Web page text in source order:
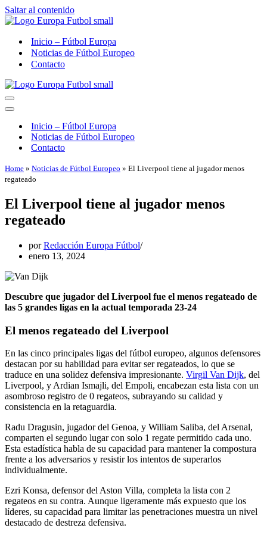
Saltar al contenido
Inicio – Fútbol Europa
Noticias de Fútbol Europeo
Contacto
Menú
de
Menú
navegaciónInicio – Fútbol Europa
Noticias de Fútbol Europeo
Contacto
Home » Noticias de Fútbol Europeo » El Liverpool tiene al jugador menos
regateado
El Liverpool tiene al jugador menos
regateado
porRedacción Europa Fútbol
enero 13, 2024
Descubre que jugador del Liverpool fue el menos regateado de
las 5 grandes ligas en la actual temporada 23-24
El menos regateado del Liverpool
En las cinco principales ligas del fútbol europeo, algunos defensores
destacan por su habilidad para evitar ser regateados, lo que se
traduce en una solidez defensiva impresionante. Virgil Van Dijk, del
Liverpool, y Ardian Ismajli, del Empoli, encabezan esta lista con un
asombroso registro de 0 regateos, subrayando su calidad y
consistencia en la retaguardia.
Radu Dragusin, jugador del Genoa, y William Saliba, del Arsenal,
comparten el segundo lugar con solo 1 regate permitido cada uno.
Esta estadística habla de su capacidad para mantener la compostura
frente a los adversarios y resistir los intentos de superarlos
individualmente.
Ezri Konsa, defensor del Aston Villa, completa la lista con 2
regateos en su contra. Aunque ligeramente más expuesto que los
líderes, su capacidad para limitar las penetraciones muestra un nivel
destacado de destreza defensiva.